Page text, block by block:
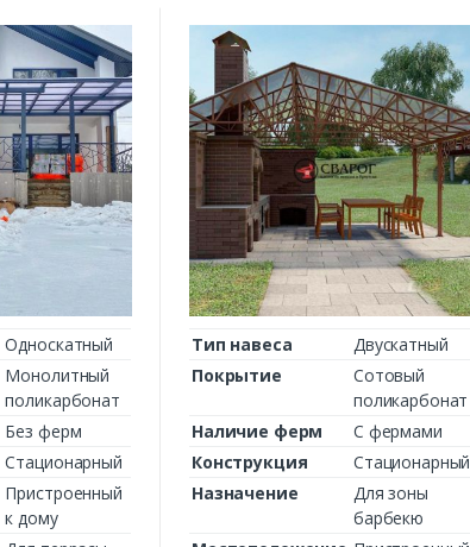
Односкатный
Монолитный
поликарбонат
Без ферм
Стационарный
Пристроенный
к дому
Тип навеса
Двускатный
Покрытие
Сотовый
поликарбонат
Наличие ферм
С фермами
Конструкция
Стационарный
Назначение
Для зоны
барбекю